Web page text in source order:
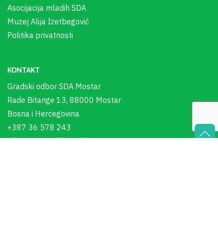
Asocijacija mladih SDA
Muzej Alija Izetbegović
Politika privatnosti
KONTAKT
Gradski odbor SDA Mostar
Rade Bitange 13, 88000 Mostar
Bosna i Hercegovina
+387 36 578 243
sda_mostar@bih.net.ba